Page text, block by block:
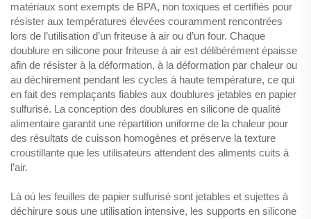
matériaux sont exempts de BPA, non toxiques et certifiés pour
résister aux températures élevées couramment rencontrées
lors de l’utilisation d’un friteuse à air ou d’un four. Chaque
doublure en silicone pour friteuse à air est délibérément épaisse
afin de résister à la déformation, à la déformation par chaleur ou
au déchirement pendant les cycles à haute température, ce qui
en fait des remplaçants fiables aux doublures jetables en papier
sulfurisé. La conception des doublures en silicone de qualité
alimentaire garantit une répartition uniforme de la chaleur pour
des résultats de cuisson homogènes et préserve la texture
croustillante que les utilisateurs attendent des aliments cuits à
l’air.
Là où les feuilles de papier sulfurisé sont jetables et sujettes à
déchirure sous une utilisation intensive, les supports en silicone